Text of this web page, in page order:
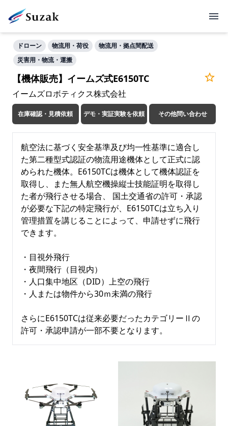
ドローン 物流用・荷役
物流用・拠点間配送
災害用・物流・運搬
【機体販売】イームズ式E6150TC
イームズロボティクス株式会社
在庫確認・見積依頼 デモ・実証実験を依頼 その他問い合わせ
航空法に基づく安全基準及び均一性基準に適合し
た第二種型式認証の物流用途機体として正式に認
められた機体。E6150TCは機体として機体認証を
取得し、また無人航空機操縦士技能証明を取得し
た者が飛行させる場合、 国土交通省の許可・承認
が必要な下記の特定飛行が、E6150TCは立ち入り
管理措置を講じることによって、申請せずに飛行
できます。
・目視外飛行
・夜間飛行（目視内）
・人口集中地区（DID）上空の飛行
・人または物件から30ｍ未満の飛行
さらにE6150TCは従来必要だったカテゴリーⅡの
許可・承認申請が一部不要となります。